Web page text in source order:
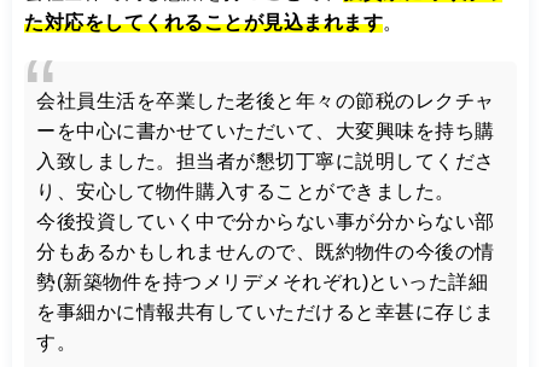
た対応をしてくれることが見込まれます。
会社員生活を卒業した老後と年々の節税のレクチャ
ーを中心に書かせていただいて、大変興味を持ち購
入致しました。担当者が懇切丁寧に説明してくださ
り、安心して物件購入することができました。
今後投資していく中で分からない事が分からない部
分もあるかもしれませんので、既約物件の今後の情
勢(新築物件を持つメリデメそれぞれ)といった詳細
を事細かに情報共有していただけると幸甚に存じま
す。